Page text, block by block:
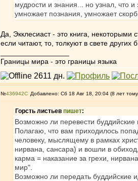
мудрости и знания... но узнал, что
умножает познания, умножает
Да, Экклесиаст - это книга, некоторыми
если читают, то, толкуют в свете
Границы мира - это границы языка
№436942 Добавлено: Сб 18 Авг 18, 20:04 (8 лет
Горсть листьев пишет:
Возможно ли перевести буддийские
Полагаю, что вам приходилось
человеку, мыслящему в рамках
нирвана, сансара) и вошли в
карма = наказание за грехи,
мир".
Возможно ли передать буддийские